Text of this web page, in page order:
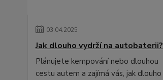
03.04.2025
Jak dlouho vydrží na autobaterii?
Plánujete kempování nebo dlouhou
cestu autem a zajímá vás, jak dlouho